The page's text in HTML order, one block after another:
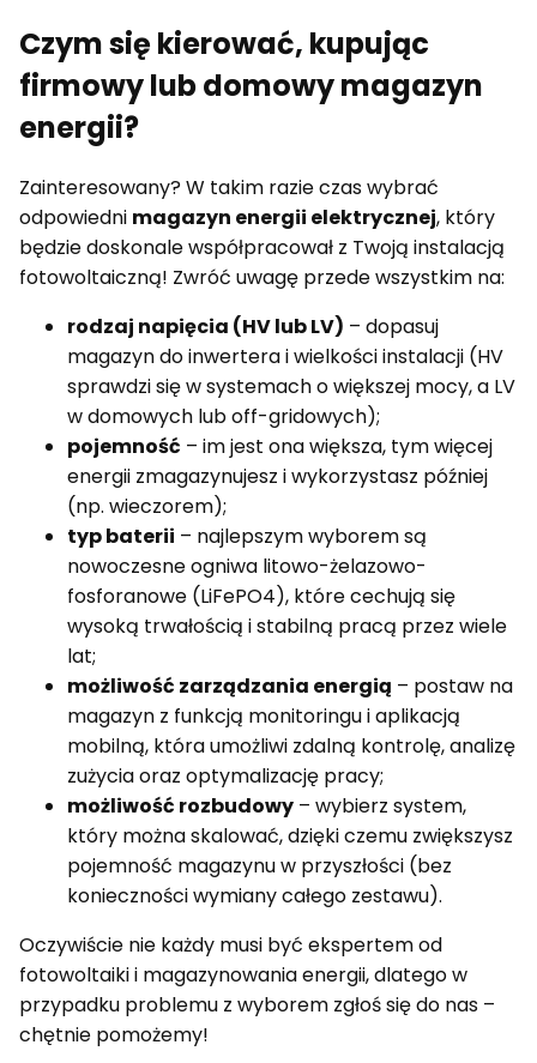
Czym się kierować, kupując
firmowy lub domowy magazyn
energii?
Zainteresowany? W takim razie czas wybrać
odpowiedni magazyn energii elektrycznej, który
będzie doskonale współpracował z Twoją instalacją
fotowoltaiczną! Zwróć uwagę przede wszystkim na:
rodzaj napięcia (HV lub LV) – dopasuj
magazyn do inwertera i wielkości instalacji (HV
sprawdzi się w systemach o większej mocy, a LV
w domowych lub off-gridowych);
pojemność – im jest ona większa, tym więcej
energii zmagazynujesz i wykorzystasz później
(np. wieczorem);
typ baterii – najlepszym wyborem są
nowoczesne ogniwa litowo-żelazowo-
fosforanowe (LiFePO4), które cechują się
wysoką trwałością i stabilną pracą przez wiele
lat;
możliwość zarządzania energią – postaw na
magazyn z funkcją monitoringu i aplikacją
mobilną, która umożliwi zdalną kontrolę, analizę
zużycia oraz optymalizację pracy;
możliwość rozbudowy – wybierz system,
który można skalować, dzięki czemu zwiększysz
pojemność magazynu w przyszłości (bez
konieczności wymiany całego zestawu).
Oczywiście nie każdy musi być ekspertem od
fotowoltaiki i magazynowania energii, dlatego w
przypadku problemu z wyborem zgłoś się do nas –
chętnie pomożemy!